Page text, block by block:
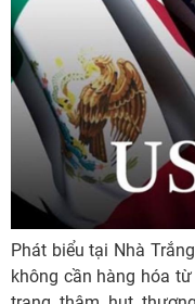
Phát biểu tại Nhà
không cần hàng hóa